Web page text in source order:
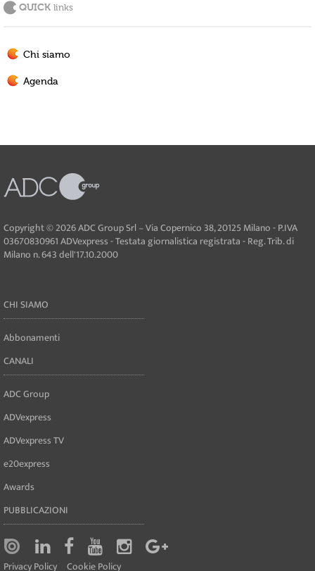
QUICK links
Chi siamo
Agenda
Copyright © 2026 ADC Group Srl – Via Copernico 38, 20125 Milano - P.IVA
03670830961 ADVexpress - Testata giornalistica registrata - Reg. Trib. di
Milano n. 643 dell'17.10.2000
CHI SIAMO
Abbonamenti
CANALI
ADC Group
ADVexpress
ADVexpress TV
e20express
Awards
PUBBLICAZIONI
Privacy Policy Cookie Policy